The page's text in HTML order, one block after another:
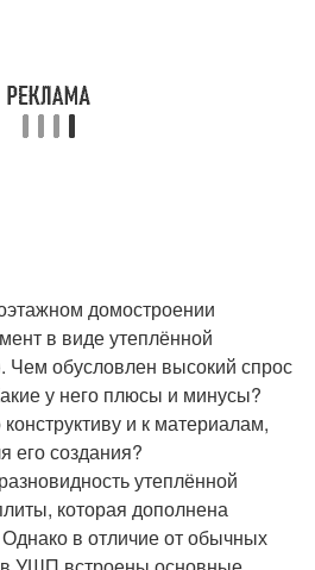
домостроении
в виде утеплённой
обусловлен высокий спрос
у него плюсы и минусы?
и к материалам,
его создания?
утеплённой
которая дополнена
в отличие от обычных